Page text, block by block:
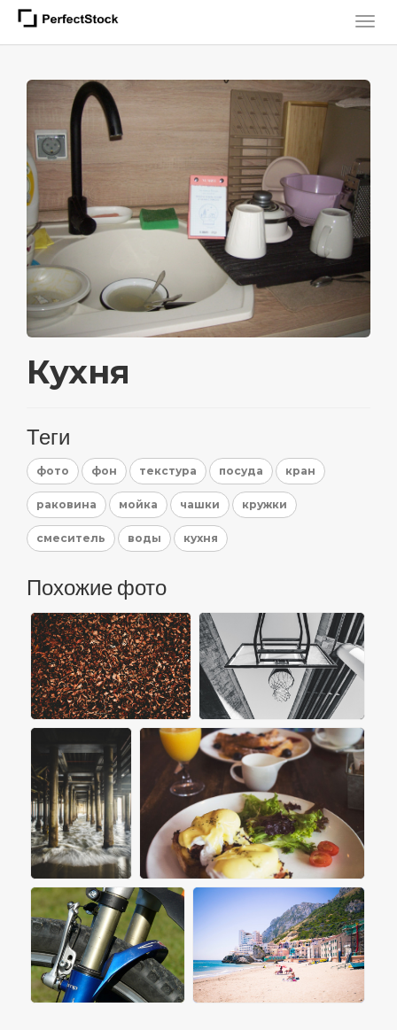
Кухня
Теги
фото фон текстура посуда кран
раковина мойка чашки кружки
смеситель воды кухня
Похожие фото